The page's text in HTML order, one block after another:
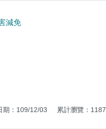
減免
期：109/12/03 累計瀏覽：1187